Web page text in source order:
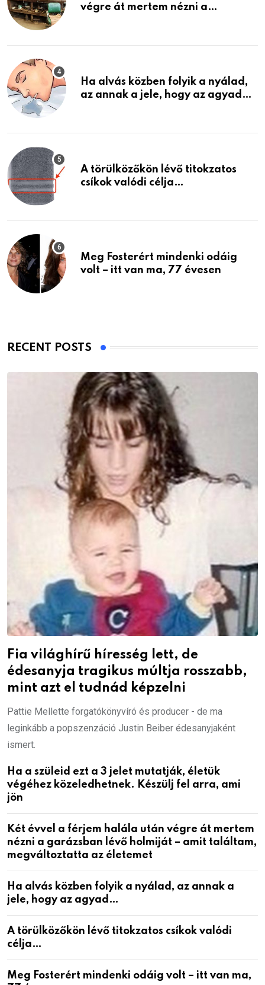
végre át mertem nézni a
életemet
Ha alvás közben folyik a nyálad,
az annak a jele, hogy az agyad…
A törülközőkön lévő titokzatos
csíkok valódi célja…
Meg Fosterért mindenki odáig
volt – itt van ma, 77 évesen
RECENT POSTS
Fia világhírű híresség lett, de
édesanyja tragikus múltja rosszabb,
mint azt el tudnád képzelni
Pattie Mellette forgatókönyvíró és producer - de ma
leginkább a popszenzáció Justin Beiber édesanyjaként
ismert.
Ha a szüleid ezt a 3 jelet mutatják, életük
végéhez közeledhetnek. Készülj fel arra, ami
jön
Két évvel a férjem halála után végre át mertem
nézni a garázsban lévő holmiját – amit találtam,
megváltoztatta az életemet
Ha alvás közben folyik a nyálad, az annak a
jele, hogy az agyad…
A törülközőkön lévő titokzatos csíkok valódi
célja…
Meg Fosterért mindenki odáig volt – itt van ma,